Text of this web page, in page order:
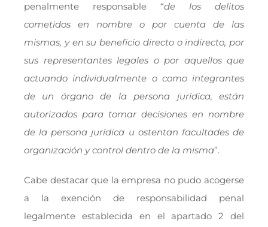
penalmente responsable “de los delitos
cometidos en nombre o por cuenta de las
mismas, y en su beneficio directo o indirecto, por
sus representantes legales o por aquellos que
actuando individualmente o como integrantes
de un órgano de la persona jurídica, están
autorizados para tomar decisiones en nombre
de la persona jurídica u ostentan facultades de
organización y control dentro de la misma”.
Cabe destacar que la empresa no pudo acogerse
a la exención de responsabilidad penal
legalmente establecida en el apartado 2 del